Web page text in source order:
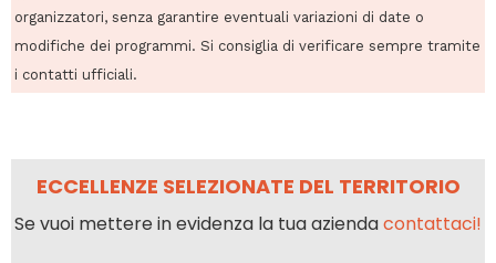
organizzatori, senza garantire eventuali variazioni di date o
modifiche dei programmi. Si consiglia di verificare sempre tramite
i contatti ufficiali.
ECCELLENZE SELEZIONATE DEL TERRITORIO
Se vuoi mettere in evidenza la tua aziendacontattaci!